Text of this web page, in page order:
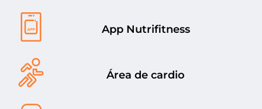
App Nutrifitness
Área de cardio